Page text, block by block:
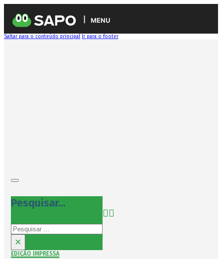
MENU
Saltar para o conteúdo principal Ir para o footer
Pesquisar...
Pesquisar
×
EDIÇÃO IMPRESSA